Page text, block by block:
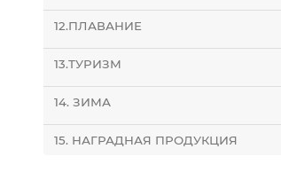
12.ПЛАВАНИЕ
13.ТУРИЗМ
14. ЗИМА
15. НАГРАДНАЯ ПРОДУКЦИЯ
D26138-2 Часы спортивные
кварцевые
10016488